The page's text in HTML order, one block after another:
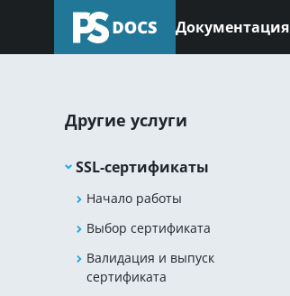
Документация
Другие услуги
SSL-сертификаты
Начало работы
Выбор сертификата
Валидация и выпуск
сертификата